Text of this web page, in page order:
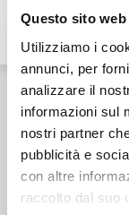
Questo sito
Utilizziamo i
annunci, per
analizzare il
informazioni sul
nostri partner
pubblicità e
con altre
raccolto dal suo
Contatti